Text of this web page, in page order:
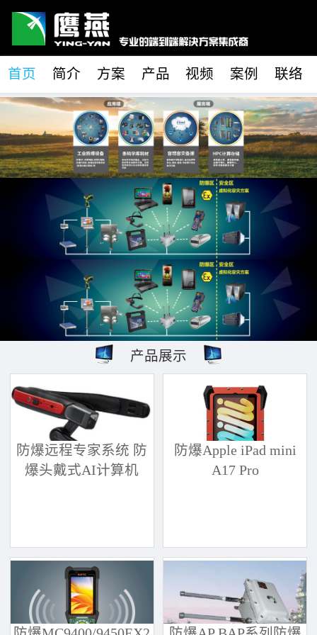
首页 简介 方案 产品 视频 案例 联络
产品展示
防爆远程专家系统 防
爆头戴式AI计算机
防爆Apple iPad mini
A17 Pro